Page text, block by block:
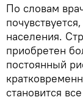
По словам
населения.
приобретен
постоянный
становится